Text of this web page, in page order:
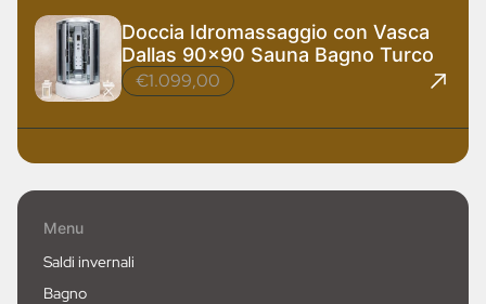
Doccia Idromassaggio con Vasca
Dallas 90x90 Sauna Bagno Turco
€1.099,00
Menu
Saldi invernali
Bagno